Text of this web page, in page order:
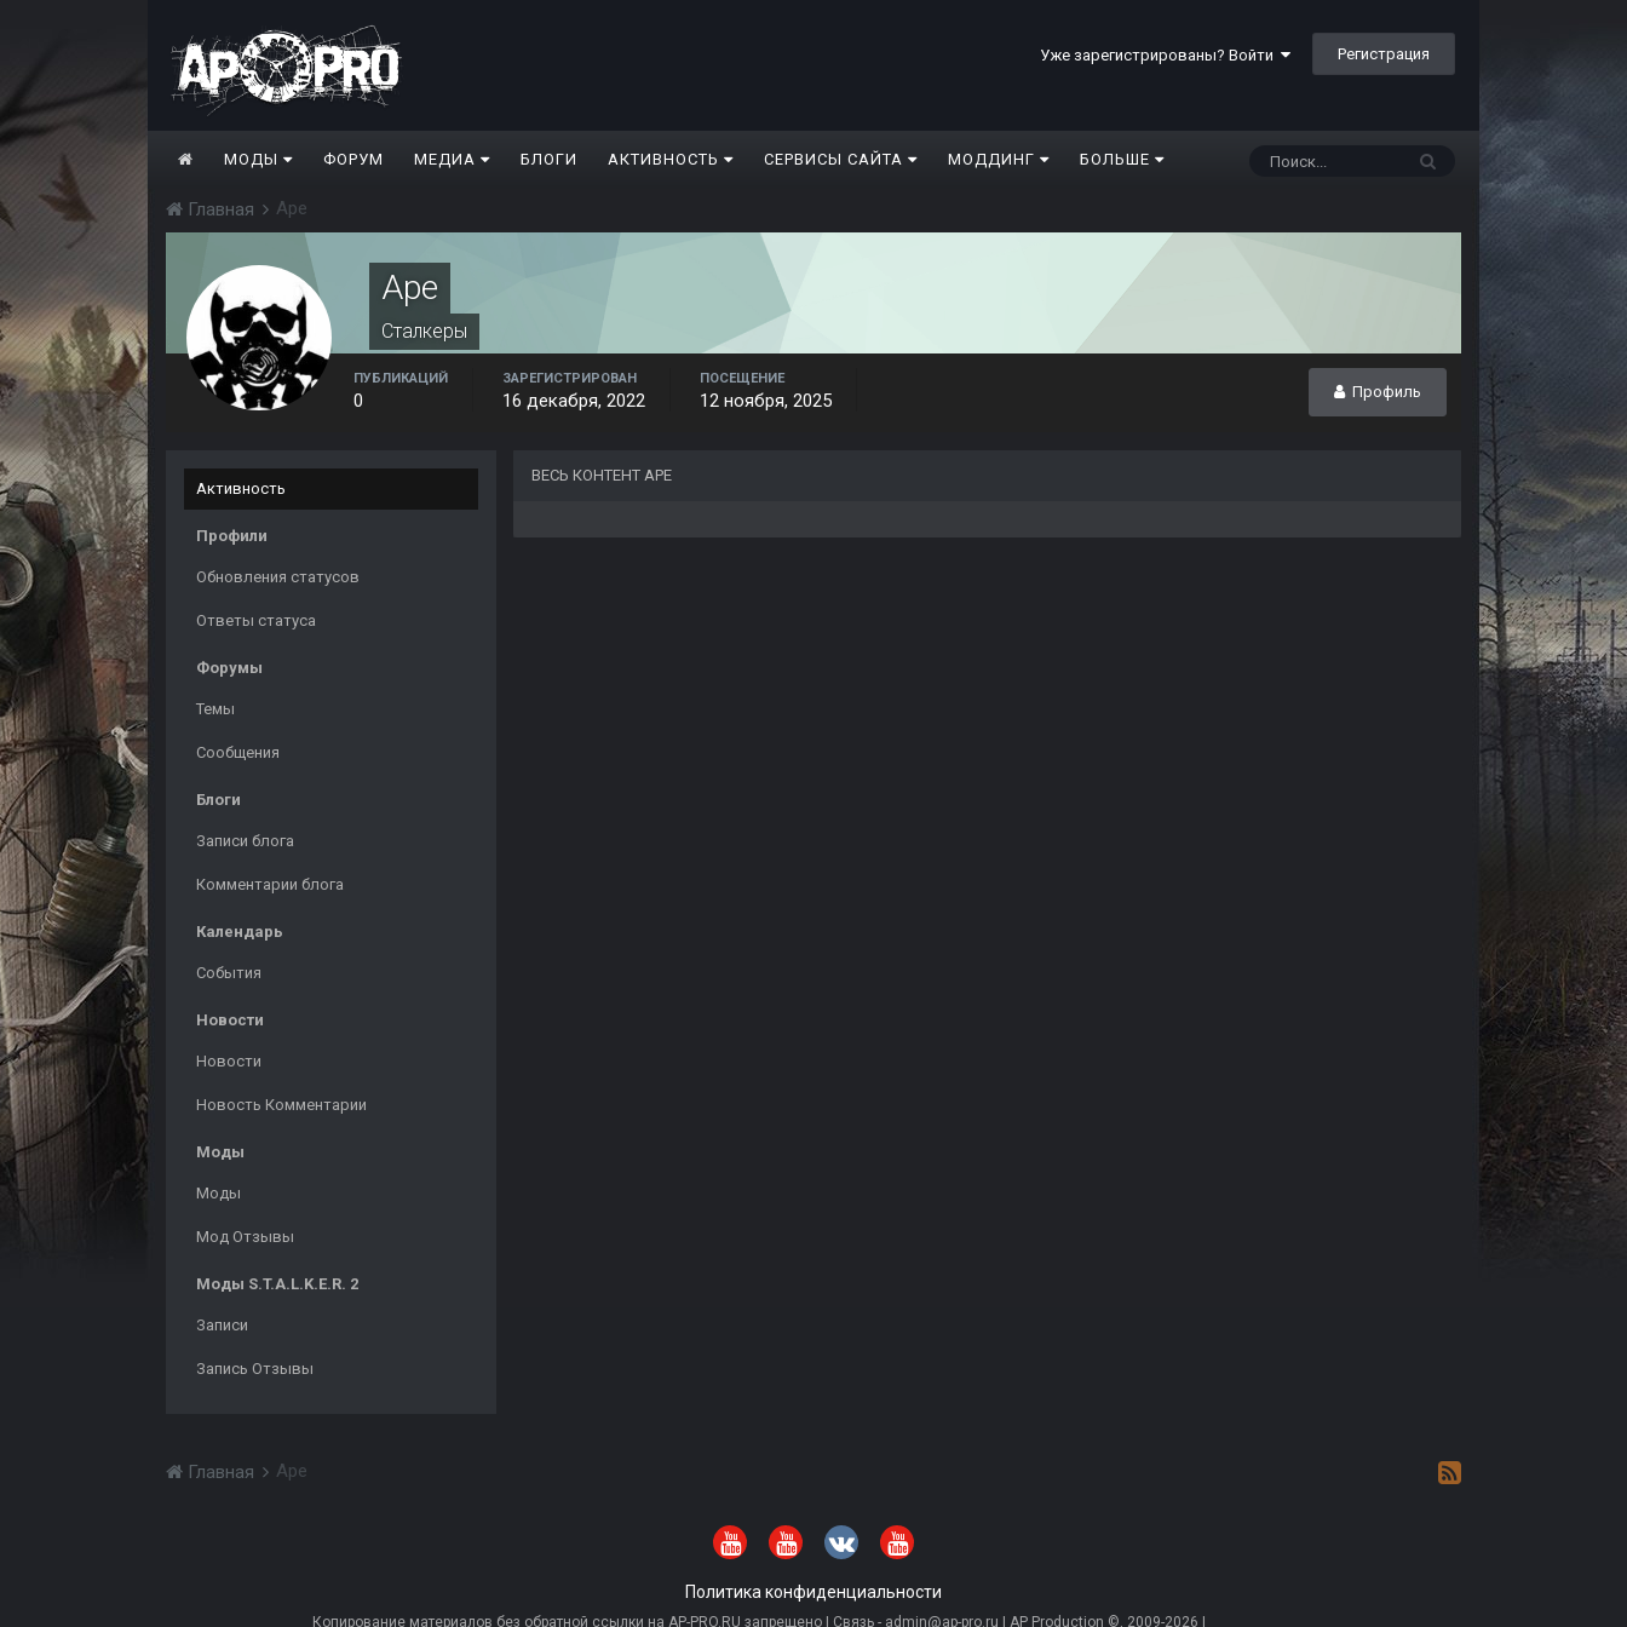
Уже зарегистрированы? Войти Регистрация
МОДЫ ФОРУМ МЕДИА БЛОГИ АКТИВНОСТЬ СЕРВИСЫ САЙТА МОДДИНГ БОЛЬШЕ
Главная Ape
Ape
Сталкеры
Профиль
ПУБЛИКАЦИЙ
0
ЗАРЕГИСТРИРОВАН
16 декабря, 2022
ПОСЕЩЕНИЕ
12 ноября, 2025
Активность
Профили
Обновления статусов
Ответы статуса
Форумы
Темы
Сообщения
Блоги
Записи блога
Комментарии блога
Календарь
События
Новости
Новости
Новость Комментарии
Моды
Моды
Мод Отзывы
Моды S.T.A.L.K.E.R. 2
Записи
Запись Отзывы
ВЕСЬ КОНТЕНТ APE
Главная Ape
Политика конфиденциальности
Копирование материалов без обратной ссылки на AP-PRO.RU запрещено | Связь - admin@ap-pro.ru | AP Production ©, 2009-2026 |